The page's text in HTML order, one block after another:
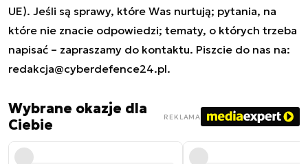
UE). Jeśli są sprawy, które Was nurtują; pytania, na
które nie znacie odpowiedzi; tematy, o których trzeba
napisać – zapraszamy do kontaktu. Piszcie do nas na:
redakcja@cyberdefence24.pl.
Wybrane okazje dla
Ciebie
REKLAMA